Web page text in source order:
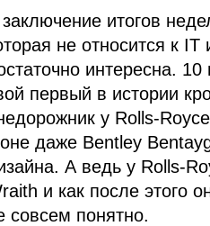
итогов
не относится к
интересна.
первый в истории
у Rolls-
даже Bentley
А ведь у Rolls-
и как после этого
совсем понятно.